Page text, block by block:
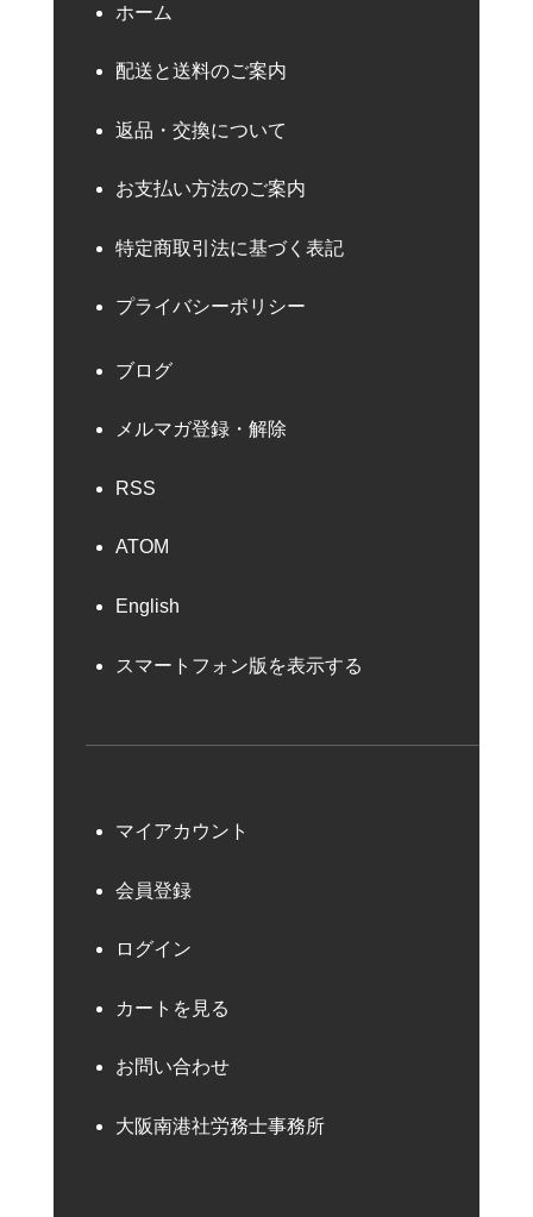
ホーム
配送と送料のご案内
返品・交換について
お支払い方法のご案内
特定商取引法に基づく表記
プライバシーポリシー
ブログ
メルマガ登録・解除
RSS
ATOM
English
スマートフォン版を表示する
マイアカウント
会員登録
ログイン
カートを見る
お問い合わせ
大阪南港社労務士事務所